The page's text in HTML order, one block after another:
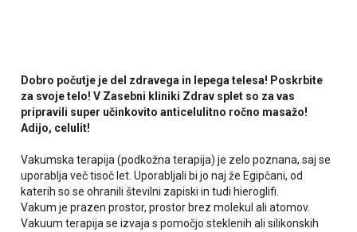
Dobro počutje je del zdravega in lepega telesa! Poskrbite
za svoje telo! V Zasebni kliniki Zdrav splet so za vas
pripravili super učinkovito anticelulitno ročno masažo!
Adijo, celulit!
Vakumska terapija (podkožna terapija) je zelo poznana, saj se
uporablja več tisoč let. Uporabljali bi jo naj že Egipčani, od
katerih so se ohranili številni zapiski in tudi hieroglifi.
Vakum je prazen prostor, prostor brez molekul ali atomov.
Vakuum terapija se izvaja s pomočjo steklenih ali silikonskih